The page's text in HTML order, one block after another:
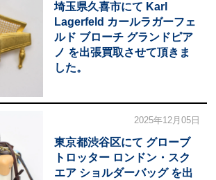
埼玉県久喜市にて Karl
Lagerfeld カールラガーフェ
ルド ブローチ グランドピア
ノ を出張買取させて頂きま
した。
2025年12月05日
東京都渋谷区にて グローブ
トロッター ロンドン・スク
エア ショルダーバッグ を出